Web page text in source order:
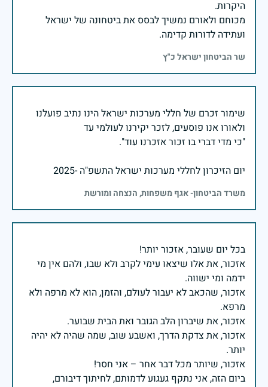
מכוחם ולאורם נמשיך לבסס את ביטחונה של ישראל
ועתידה לדורות קדימה.
שר הביטחון ישראל כ"ץ
שימור זכרם של חללי מערכות ישראל הינו נתיב פועלנו
יום הזיכרון לחללי מערכות ישראל התשפ"ה -2025
משרד הביטחון- אגף משפחות, הנצחה ומורשת
אזכור, את אלו שיצאו עימי לקרב ולא שבו, ולהם אין מי
אזכור, שהכאב לא יעבור לעולם, והזמן, הוא לא מרפה ולא
אזכור, את צדקת הדרך, ואשבע שוב, שמה שהיה לא יהיה
ביום הזה, אני נתקף געגוע לדמותם, לחיתוך דיבורם,